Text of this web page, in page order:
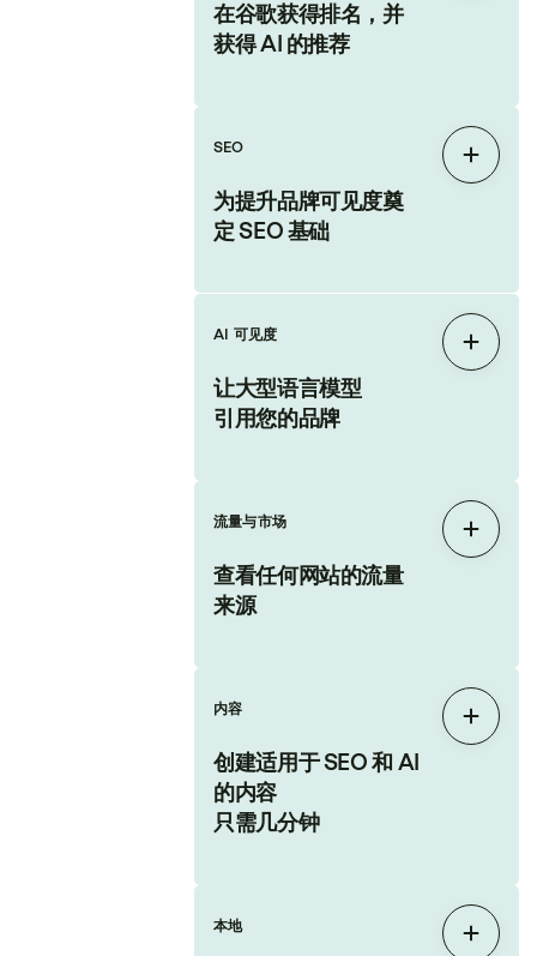
在谷歌获得排名，并
获得 AI 的推荐
SEO
为提升品牌可见度奠
定 SEO 基础
展开
AI 可见度
让大型语言模型
引用您的品牌
展开
流量与市场
查看任何网站的流量
来源
展开
内容
创建适用于 SEO 和 AI
的内容
只需几分钟
展开
本地
展开